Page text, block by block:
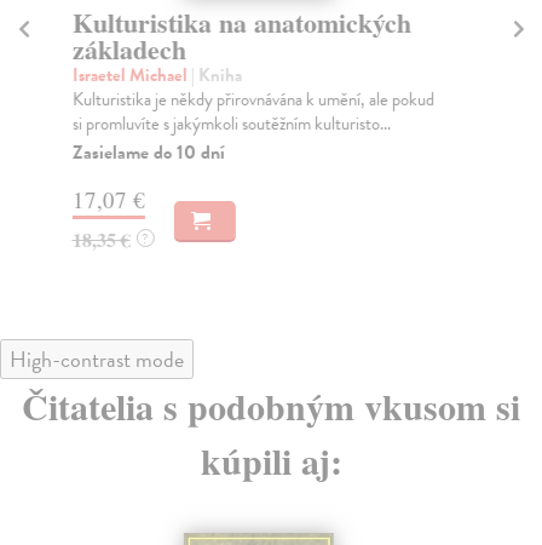
Kulturistika na anatomických
základech
Israetel Michael | Kniha
Kulturistika je někdy přirovnávána k umění, ale pokud
si promluvíte s jakýmkoli soutěžním kulturisto...
Zasielame do 10 dní
17,07 €
18,35 € ?
High-contrast mode
Čitatelia s podobným vkusom si
kúpili aj: